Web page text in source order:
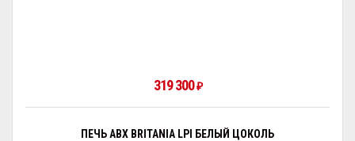
319 300₽
ПЕЧЬ ABX BRITANIA LPI БЕЛЫЙ ЦОКОЛЬ